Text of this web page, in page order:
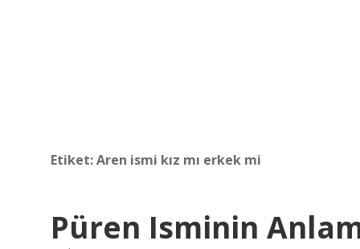
Etiket:Aren ismi kız mı erkek mi
Püren Isminin